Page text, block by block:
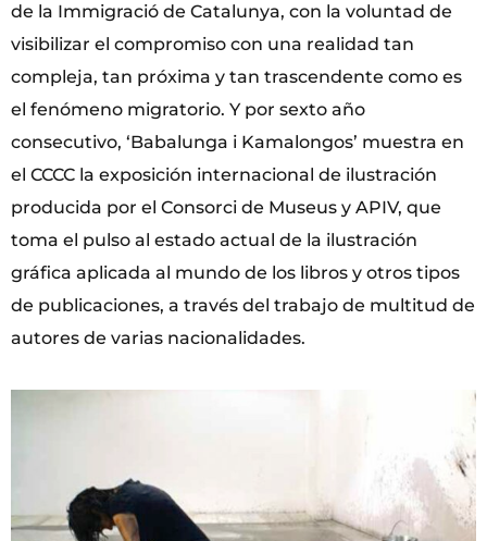
de la Immigració de Catalunya, con la voluntad de
visibilizar el compromiso con una realidad tan
compleja, tan próxima y tan trascendente como es
el fenómeno migratorio. Y por sexto año
consecutivo, ‘Babalunga i Kamalongos’ muestra en
el CCCC la exposición internacional de ilustración
producida por el Consorci de Museus y APIV, que
toma el pulso al estado actual de la ilustración
gráfica aplicada al mundo de los libros y otros tipos
de publicaciones, a través del trabajo de multitud de
autores de varias nacionalidades.